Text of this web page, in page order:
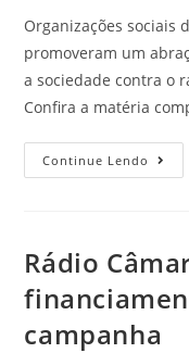
Organizações sociais
promoveram um
a sociedade contra o
Confira a matéria
Continue Lendo
Rádio
campanha